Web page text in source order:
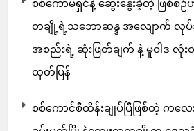
စစ်ကော်မရှင်နဲ့ ဆွေးနွေးခဲ့တဲ့ ဖြစ်စဉ်
တချို့ရဲ့သဘောဆန္ဒ အလျောက် လုပ်ခဲ့
အစည်းရဲ့ ဆုံးဖြတ်ချက် နဲ့ မူဝါဒ လုံး
ထုတ်ပြန်
စစ်ကောင်စီထိန်းချုပ်ပြီဖြစ်တဲ့ ကလေ